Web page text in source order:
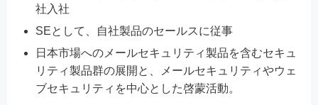
社入社
SEとして、自社製品のセールスに従事
日本市場へのメールセキュリティ製品を含むセキュ
リティ製品群の展開と、メールセキュリティやウェ
ブセキュリティを中心とした啓蒙活動。